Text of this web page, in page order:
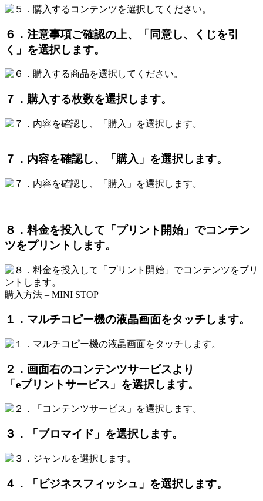
６．注意事項ご確認の上、「同意し、くじを引
く」を選択します。
７．購入する枚数を選択します。
７．内容を確認し、「購入」を選択します。
８．料金を投入して「プリント開始」でコンテン
ツをプリントします。
購入方法 – MINI STOP
１．マルチコピー機の液晶画面をタッチします。
２．画面右のコンテンツサービスより
「eプリントサービス」を選択します。
３．「ブロマイド」を選択します。
４．「ビジネスフィッシュ」を選択します。